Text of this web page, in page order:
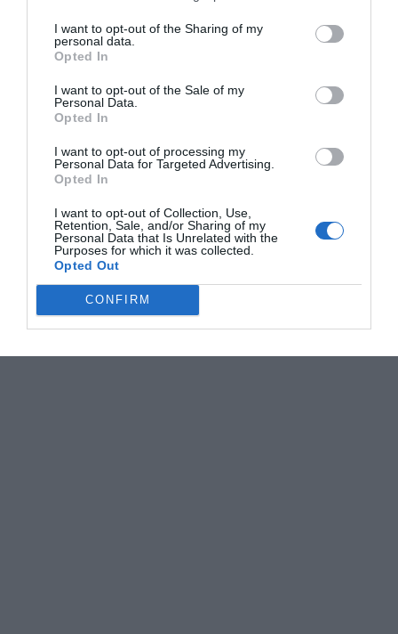
I want to opt-out of the Sharing of my
personal data.
Opted In
I want to opt-out of the Sale of my
Personal Data.
Opted In
I want to opt-out of processing my
Personal Data for Targeted Advertising.
Opted In
I want to opt-out of Collection, Use,
Retention, Sale, and/or Sharing of my
Personal Data that Is Unrelated with the
Purposes for which it was collected.
Opted Out
CONFIRM